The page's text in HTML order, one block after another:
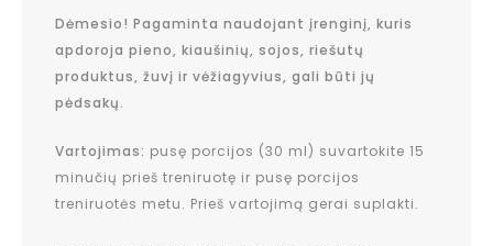
Dėmesio! Pagaminta naudojant įrenginį, kuris
apdoroja pieno, kiaušinių, sojos, riešutų
produktus, žuvį ir vėžiagyvius, gali būti jų
pėdsakų.
Vartojimas: pusę porcijos (30 ml) suvartokite 15
minučių prieš treniruotę ir pusę porcijos
treniruotės metu. Prieš vartojimą gerai suplakti.